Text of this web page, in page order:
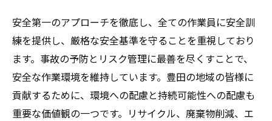
安全第一のアプローチを徹底し、全ての作業員に安全訓
練を提供し、厳格な安全基準を守ることを重視しており
ます。事故の予防とリスク管理に最善を尽くすことで、
安全な作業環境を維持しています。豊田の地域の皆様に
貢献するために、環境への配慮と持続可能性への配慮も
重要な価値観の一つです。リサイクル、廃棄物削減、エ